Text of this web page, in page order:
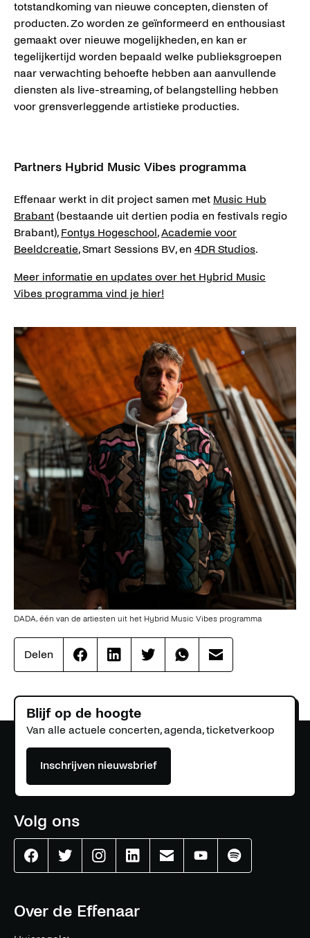
totstandkoming van nieuwe concepten, diensten of
producten. Zo worden ze geïnformeerd en enthousiast
gemaakt over nieuwe mogelijkheden, en kan er
tegelijkertijd worden bepaald welke publieksgroepen
naar verwachting behoefte hebben aan aanvullende
diensten als live-streaming, of belangstelling hebben
voor grensverleggende artistieke producties.
Partners Hybrid Music Vibes programma
Effenaar werkt in dit project samen met Music Hub
Brabant (bestaande uit dertien podia en festivals regio
Brabant), Fontys Hogeschool,Academie voor
Beeldcreatie, Smart Sessions BV, en 4DR Studios.
Meer informatie en updates over het Hybrid Music
Vibes programma vind je hier!
DADA, één van de artiesten uit het Hybrid Music Vibes programma
Delen
Effenaar
op
Effenaar
op
Effenaar
op
Effenaar
op
Effenaar
op
Over de Effenaar
Blijf op de hoogte
Van alle actuele concerten, agenda, ticketverkoop
Inschrijven nieuwsbrief
Volg ons
EffenaarEffenaarEffenaarEffenaarEffenaarEffenaarEffenaar